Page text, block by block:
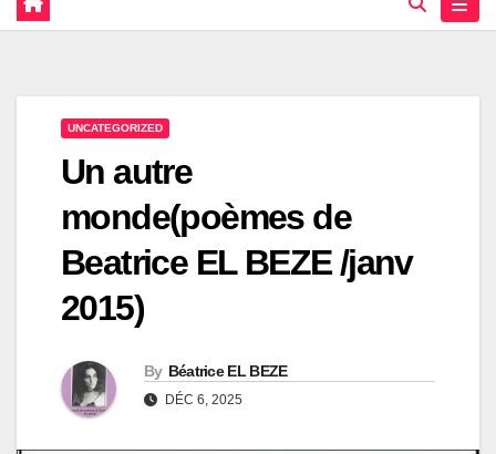
UNCATEGORIZED
Un autre
monde(poèmes de
Beatrice EL BEZE /janv
2015)
By Béatrice EL BEZE
DÉC 6, 2025